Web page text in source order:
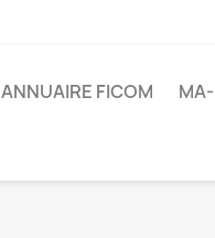
ANNUAIRE FICOM